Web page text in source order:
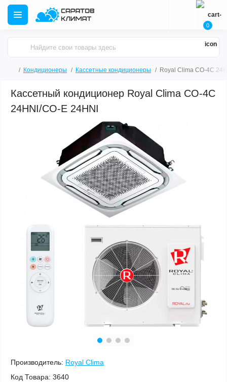
0
Кондиционеры Кассетные кондиционеры Royal Clima CO-4C
Кассетный кондиционер Royal Clima CO-4C
24HNI/CO-E 24HNI
Производитель: Royal Clima
Код Товара: 3640